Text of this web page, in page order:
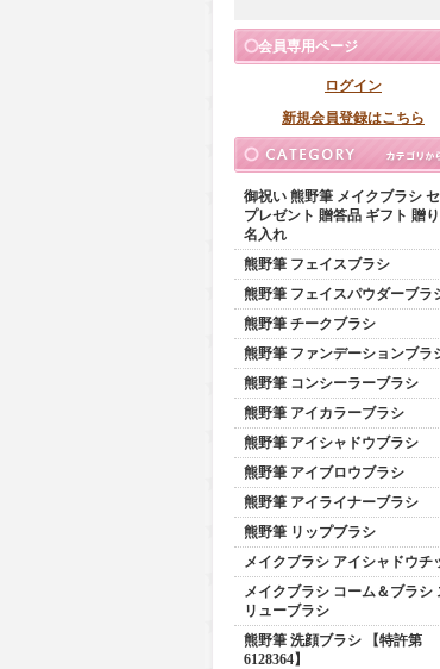
会員専用ページ
ログイン
新規会員登録はこちら
御祝い 熊野筆 メイクブラシ
プレゼント 贈答品 ギフト 贈
名入れ
熊野筆 フェイスブラシ
熊野筆 フェイスパウダーブラ
熊野筆 チークブラシ
熊野筆 ファンデーションブラ
熊野筆 コンシーラーブラシ
熊野筆 アイカラーブラシ
熊野筆 アイシャドウブラシ
熊野筆 アイブロウブラシ
熊野筆 アイライナーブラシ
熊野筆 リップブラシ
メイクブラシ アイシャドウチ
メイクブラシ コーム＆ブラシ
リューブラシ
熊野筆 洗顔ブラシ 【特許第
6128364】